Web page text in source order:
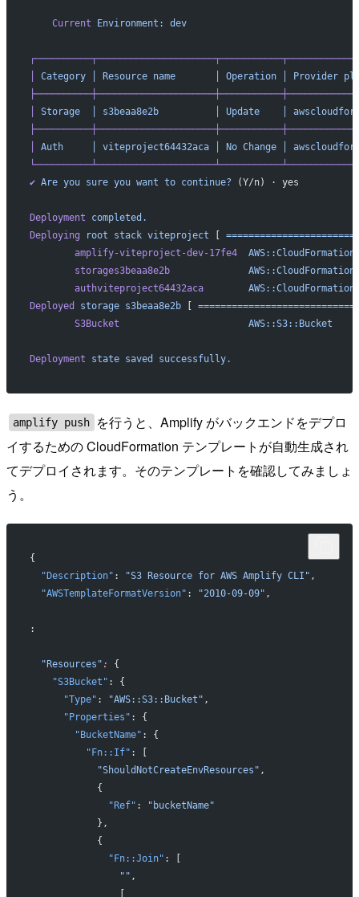
    Current
Environment: dev
Category │ Resource name
       │
Operation │ Provider
Storage
  │
s3beaa8e2b
          │
Update
    │
Auth
     │
viteproject64432aca │ No Change │
✔ Are you sure you want to continue? (Y/n) · yes
Deployment completed.
Deploying root stack viteproject
        amplify-viteproject-dev-17fe4
        storages3beaa8e2b
        authviteproject64432aca
Deployed
storage s3beaa8e2b [
        S3Bucket
                       AWS::S3::Bucket
Deployment state saved successfully.
amplify push
を行うと、Amplify がバックエンドをデプロ
イするための CloudFormation テンプレートが自動生成され
てデプロイされます。そのテンプレートを確認してみましょ
う。
{
  "Description"
: "S3 Resource for AWS Amplify CLI" ,
  "AWSTemplateFormatVersion"
: "2010-09-09" ,
:
  "Resources"
:
{
    "S3Bucket"
: {
      "Type"
: "AWS::S3::Bucket" ,
      "Properties"
: {
        "BucketName"
: {
          "Fn::If"
: [
            "ShouldNotCreateEnvResources"
,
            {
              "Ref"
:
"bucketName"
            },
            {
              "Fn::Join"
: [
                ""
,